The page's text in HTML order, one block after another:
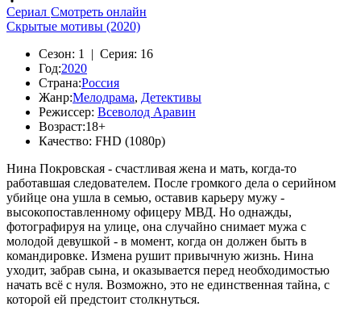
Сериал Смотреть онлайн
Скрытые мотивы (2020)
Сезон: 1 | Серия: 16
Год:2020
Страна:Россия
Жанр:Мелодрама, Детективы
Режиссер: Всеволод Аравин
Возраст:18+
Качество: FHD (1080p)
Нина Покровская - счастливая жена и мать, когда-то
работавшая следователем. После громкого дела о серийном
убийце она ушла в семью, оставив карьеру мужу -
высокопоставленному офицеру МВД. Но однажды,
фотографируя на улице, она случайно снимает мужа с
молодой девушкой - в момент, когда он должен быть в
командировке. Измена рушит привычную жизнь. Нина
уходит, забрав сына, и оказывается перед необходимостью
начать всё с нуля. Возможно, это не единственная тайна, с
которой ей предстоит столкнуться.